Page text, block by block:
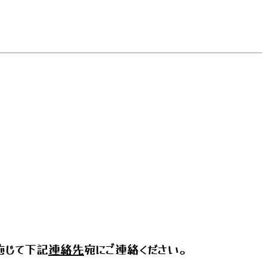
じて下記連絡先宛にご連絡ください。